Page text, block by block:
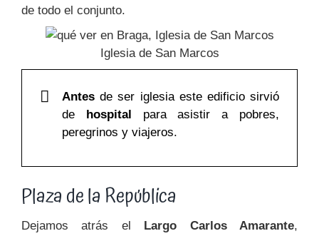
de todo el conjunto.
Iglesia de San Marcos
Antes de ser iglesia este edificio sirvió
de hospital para asistir a pobres,
peregrinos y viajeros.
Plaza de la República
Dejamos atrás el Largo Carlos Amarante,